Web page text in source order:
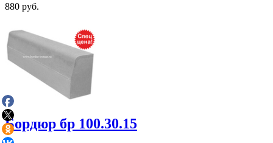
880 руб.
Бордюр бр 100.30.15